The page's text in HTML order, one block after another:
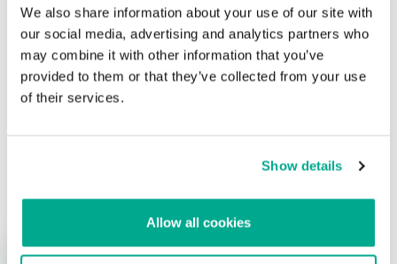
We also share information about your use of our site with
our social media, advertising and analytics partners who
may combine it with other information that you’ve
provided to them or that they’ve collected from your use
of their services.
Show details
Allow all cookies
Su dirección de correo electrónico no será publicada. Los
campos obligatorios están marcados con*
Correo electrónico*